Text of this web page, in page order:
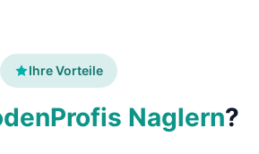
Ihre Vorteile
Naglern?